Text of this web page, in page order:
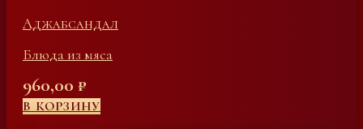
Аджабсандал
Блюда из мяса
960,00 ₽
В КОРЗИНУ